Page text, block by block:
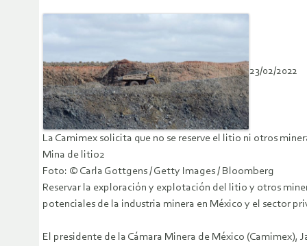
23/02/2022
La Camimex solicita que no se reserve el litio ni otros
Mina de litio2
Foto: © Carla Gottgens / Getty Images / Bloomberg
Reservar la exploración y explotación del litio y otros
potenciales de la industria minera en México y el sector
El presidente de la Cámara Minera de México